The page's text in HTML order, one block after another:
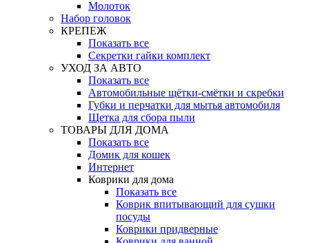
Молоток
Набор головок
КРЕПЕЖ
Показать все
Секретки гайки комплект
УХОД ЗА АВТО
Показать все
Автомобильные щётки-смётки и скребки
Губки и перчатки для мытья автомобиля
Щетка для сбора пыли
ТОВАРЫ ДЛЯ ДОМА
Показать все
Домик для кошек
Интернет
Коврики для дома
Показать все
Коврик впитывающий для сушки
посуды
Коврики придверные